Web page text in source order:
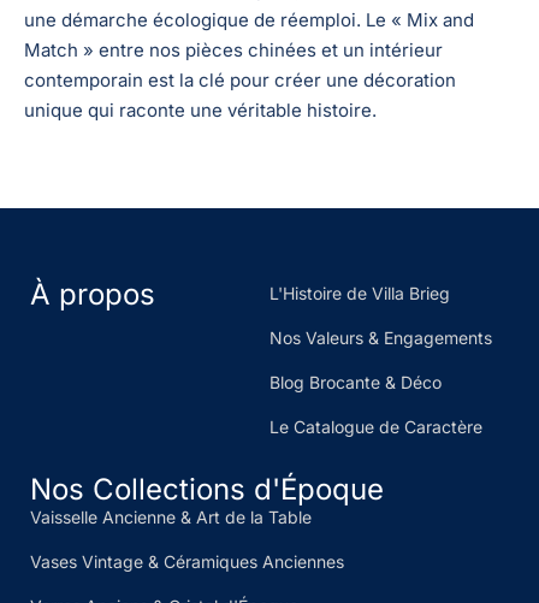
une démarche écologique de réemploi. Le « Mix and
Match » entre nos pièces chinées et un intérieur
contemporain est la clé pour créer une décoration
unique qui raconte une véritable histoire.
À propos L'Histoire de Villa Brieg
Nos Valeurs & Engagements
Blog Brocante & Déco
Le Catalogue de Caractère
Nos Collections d'Époque
Vaisselle Ancienne & Art de la Table
Vases Vintage & Céramiques Anciennes